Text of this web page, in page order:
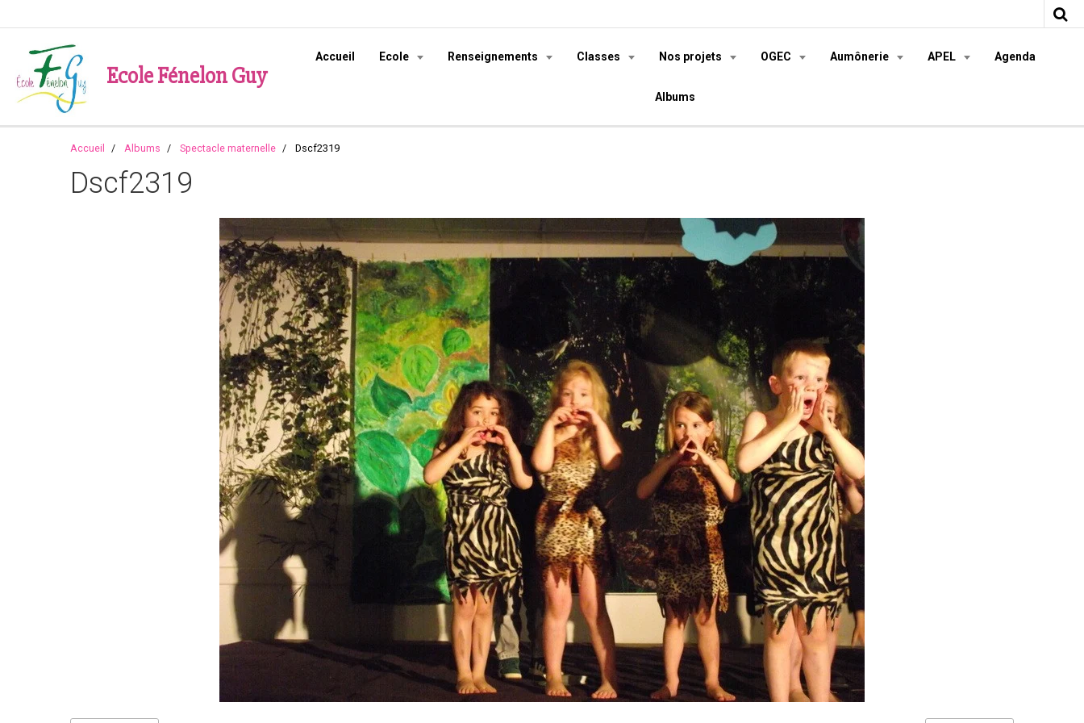
Ecole Fénelon Guy
Accueil Ecole Renseignements Classes Nos projets OGEC Aumônerie APEL Agenda
Albums
Accueil Albums Spectacle maternelle Dscf2319
Dscf2319